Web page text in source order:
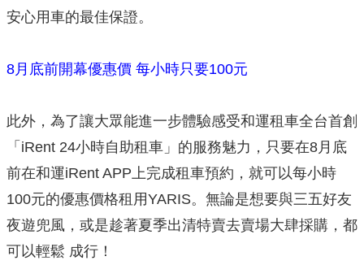
安心用車的最佳保證。
8月底前開幕優惠價 每小時只要100元
此外，為了讓大眾能進一步體驗感受和運租車全台首創
「iRent 24小時自助租車」的服務魅力，只要在8月底
前在和運iRent APP上完成租車預約，就可以每小時
100元的優惠價格租用YARIS。無論是想要與三五好友
夜遊兜風，或是趁著夏季出清特賣去賣場大肆採購，都
可以輕鬆 成行！